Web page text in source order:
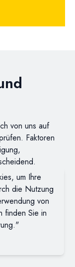
von uns auf
Faktoren
Sie
desto schneller
über aktuelle
uns beraten.
senken.
um Ihre
die Nutzung
von
finden Sie in